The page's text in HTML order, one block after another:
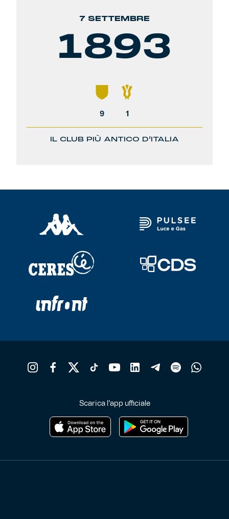
7 SETTEMBRE
1893
9 1
IL CLUB PIÙ ANTICO D’ITALIA
Scarica l'app ufficiale